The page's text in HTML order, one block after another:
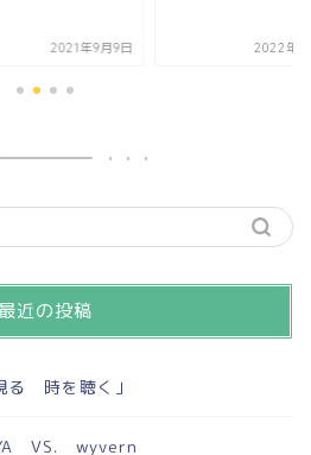
2021年9月9日 2022年7
最近の投稿
時を聴く」
VS. wyvern